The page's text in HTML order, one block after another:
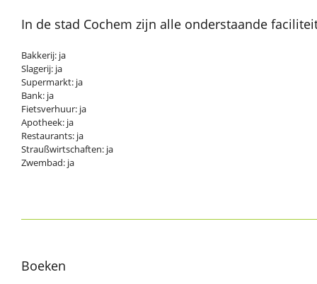
In de stad Cochem zijn alle onderstaande
Bakkerij: ja
Slagerij: ja
Supermarkt: ja
Bank: ja
Fietsverhuur: ja
Apotheek: ja
Restaurants: ja
Straußwirtschaften: ja
Zwembad: ja
Boeken